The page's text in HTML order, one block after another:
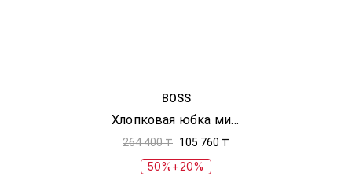
BOSS
Хлопковая юбка миди
264 400 ₸ 105 760 ₸
50%+20%